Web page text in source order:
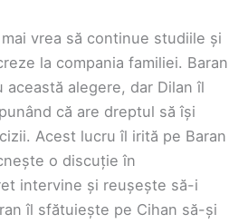
vrea să continue studiile și
la compania familiei. Baran
alegere, dar Dilan îl
că are dreptul să își
Acest lucru îl irită pe Baran
o discuție în
intervine și reușește să-i
îl sfătuiește pe Cihan să-și